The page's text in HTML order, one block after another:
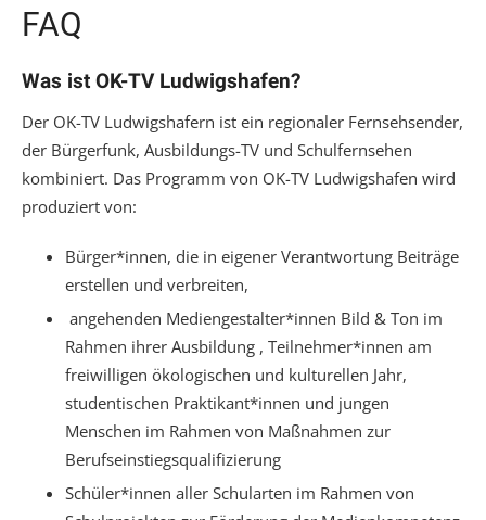
FAQ
Was ist OK-TV Ludwigshafen?
Der OK-TV Ludwigshafern ist ein regionaler Fernsehsender,
der Bürgerfunk, Ausbildungs-TV und Schulfernsehen
kombiniert. Das Programm von OK-TV Ludwigshafen wird
produziert von:
Bürger*innen, die in eigener Verantwortung Beiträge
erstellen und verbreiten,
angehenden Mediengestalter*innen Bild & Ton im
Rahmen ihrer Ausbildung , Teilnehmer*innen am
freiwilligen ökologischen und kulturellen Jahr,
studentischen Praktikant*innen und jungen
Menschen im Rahmen von Maßnahmen zur
Berufseinstiegsqualifizierung
Schüler*innen aller Schularten im Rahmen von